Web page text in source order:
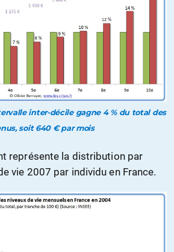
inter-décile gagne 4 % du total des
soit 640 € par mois
représente la distribution par
vie 2007 par individu en France.